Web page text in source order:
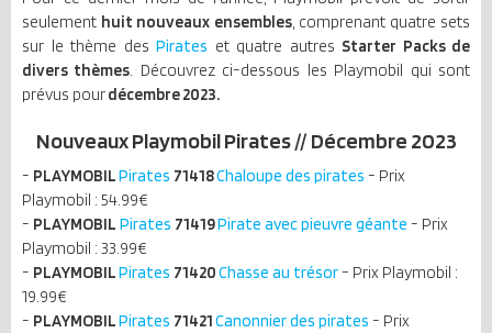
seulement huit nouveaux ensembles, comprenant quatre sets
sur le thème des Pirates et quatre autres Starter Packs de
divers thèmes. Découvrez ci-dessous les Playmobil qui sont
prévus pourdécembre 2023.
Nouveaux Playmobil Pirates // Décembre 2023
- PLAYMOBILPirates 71418Chaloupe des pirates - Prix
Playmobil : 54.99€
- PLAYMOBIL Pirates 71419Pirate avec pieuvre géante - Prix
Playmobil : 33.99€
- PLAYMOBILPirates 71420Chasse au trésor - Prix Playmobil :
19.99€
- PLAYMOBILPirates 71421Canonnier des pirates - Prix